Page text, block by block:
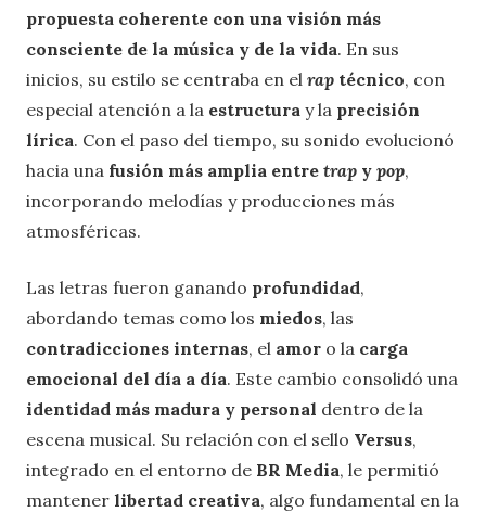
propuesta coherente con una visión más
consciente de la música y de la vida. En sus
inicios, su estilo se centraba en el rap técnico, con
especial atención a la estructura y la precisión
lírica. Con el paso del tiempo, su sonido evolucionó
hacia una fusión más amplia entre trap y pop,
incorporando melodías y producciones más
atmosféricas.
Las letras fueron ganando profundidad,
abordando temas como los miedos, las
contradicciones internas, el amor o la carga
emocional del día a día. Este cambio consolidó una
identidad más madura y personal dentro de la
escena musical. Su relación con el sello Versus,
integrado en el entorno de BR Media, le permitió
mantener libertad creativa, algo fundamental en la